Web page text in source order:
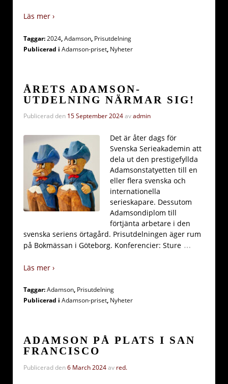
Läs mer ›
Taggar:2024,Adamson, Prisutdelning
Publicerad i Adamson-priset, Nyheter
ÅRETS ADAMSON-
UTDELNING NÄRMAR SIG!
Publicerad den 15 September 2024avadmin
Det är åter dags för
Svenska Serieakademin att
dela ut den prestigefyllda
Adamsonstatyetten till en
eller flera svenska och
internationella
serieskapare. Dessutom
Adamsondiplom till
förtjänta arbetare i den
svenska seriens örtagård. Prisutdelningen äger rum
på Bokmässan i Göteborg. Konferencier: Sture …
Läs mer ›
Taggar:Adamson, Prisutdelning
Publicerad i Adamson-priset, Nyheter
ADAMSON PÅ PLATS I SAN
FRANCISCO
Publicerad den6 March 2024av red.